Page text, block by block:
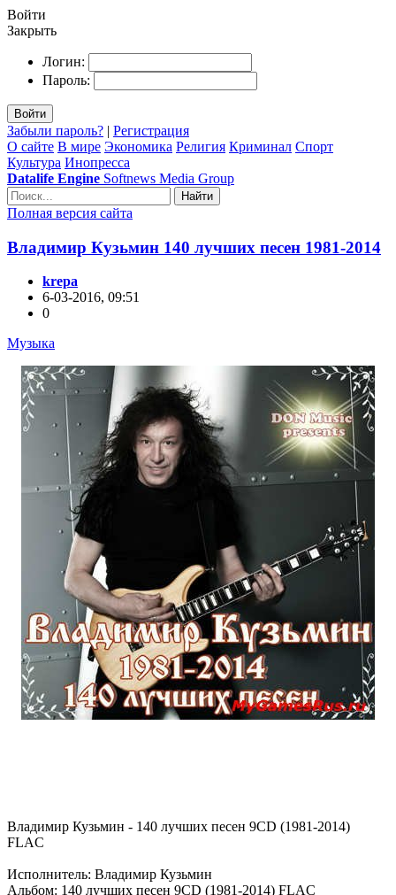
Войти
Закрыть
Логин:
Пароль:
Войти
Забыли пароль? | Регистрация
О сайте В мире Экономика Религия Криминал Спорт
Культура Инопресса
Datalife Engine Softnews Media Group
Найти
Полная версия сайта
Владимир Кузьмин 140 лучших песен 1981-2014
krepa
6-03-2016, 09:51
0
Музыка
Владимир Кузьмин - 140 лучших песен 9CD (1981-2014)
FLAC
Исполнитель: Владимир Кузьмин
Альбом: 140 лучших песен 9CD (1981-2014) FLAC